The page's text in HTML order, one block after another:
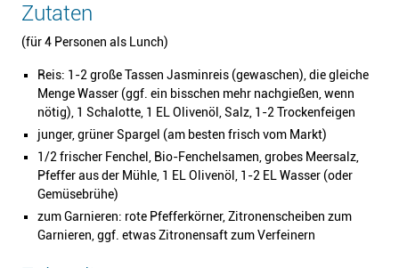
Zutaten
(für 4 Personen als Lunch)
Reis: 1-2 große Tassen Jasminreis (gewaschen), die gleiche
Menge Wasser (ggf. ein bisschen mehr nachgießen, wenn
nötig), 1 Schalotte, 1 EL Olivenöl, Salz, 1-2 Trockenfeigen
junger, grüner Spargel (am besten frisch vom Markt)
1/2 frischer Fenchel, Bio-Fenchelsamen, grobes Meersalz,
Pfeffer aus der Mühle, 1 EL Olivenöl, 1-2 EL Wasser (oder
Gemüsebrühe)
zum Garnieren: rote Pfefferkörner, Zitronenscheiben zum
Garnieren, ggf. etwas Zitronensaft zum Verfeinern